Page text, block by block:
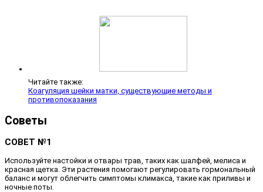
Читайте также:
Коагуляция шейки матки, существующие методы и
противопоказания
Советы
СОВЕТ №1
Используйте настойки и отвары трав, таких как шалфей, мелиса и
красная щетка. Эти растения помогают регулировать гормональный
баланс и могут облегчить симптомы климакса, такие как приливы и
ночные поты.